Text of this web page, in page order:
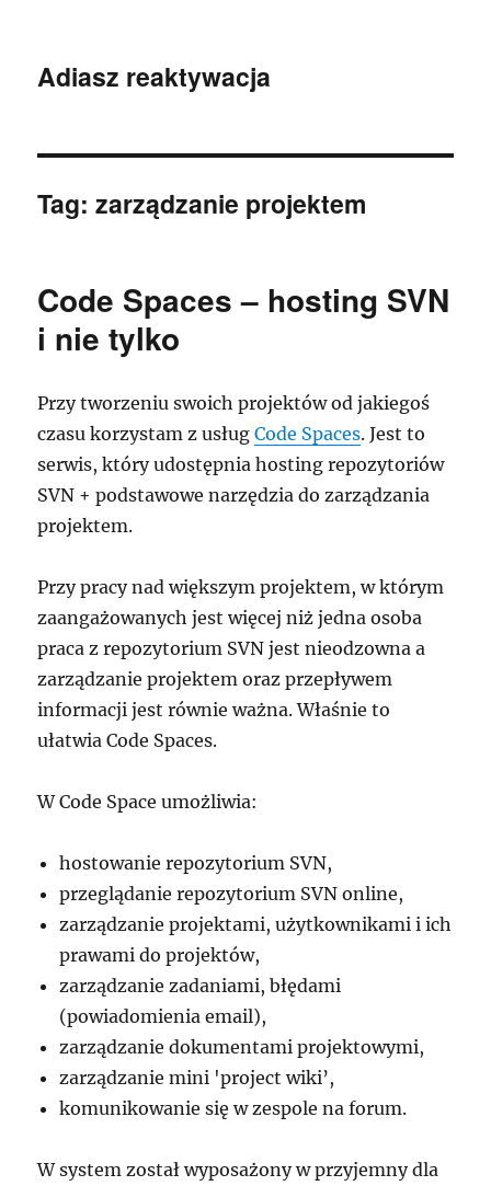
Adiasz reaktywacja
Tag:zarządzanie projektem
Code Spaces – hosting SVN
i nie tylko
Przy tworzeniu swoich projektów od jakiegoś
czasu korzystam z usługCode Spaces. Jest to
serwis, który udostępnia hosting repozytoriów
SVN + podstawowe narzędzia do zarządzania
projektem.
Przy pracy nad większym projektem, w którym
zaangażowanych jest więcej niż jedna osoba
praca z repozytorium SVN jest nieodzowna a
zarządzanie projektem oraz przepływem
informacji jest równie ważna. Właśnie to
ułatwia Code Spaces.
W Code Space umożliwia:
hostowanie repozytorium SVN,
przeglądanie repozytorium SVN online,
zarządzanie projektami, użytkownikami i ich
prawami do projektów,
zarządzanie zadaniami, błędami
(powiadomienia email),
zarządzanie dokumentami projektowymi,
zarządzanie mini 'project wiki’,
komunikowanie się w zespole na forum.
W system został wyposażony w przyjemny dla